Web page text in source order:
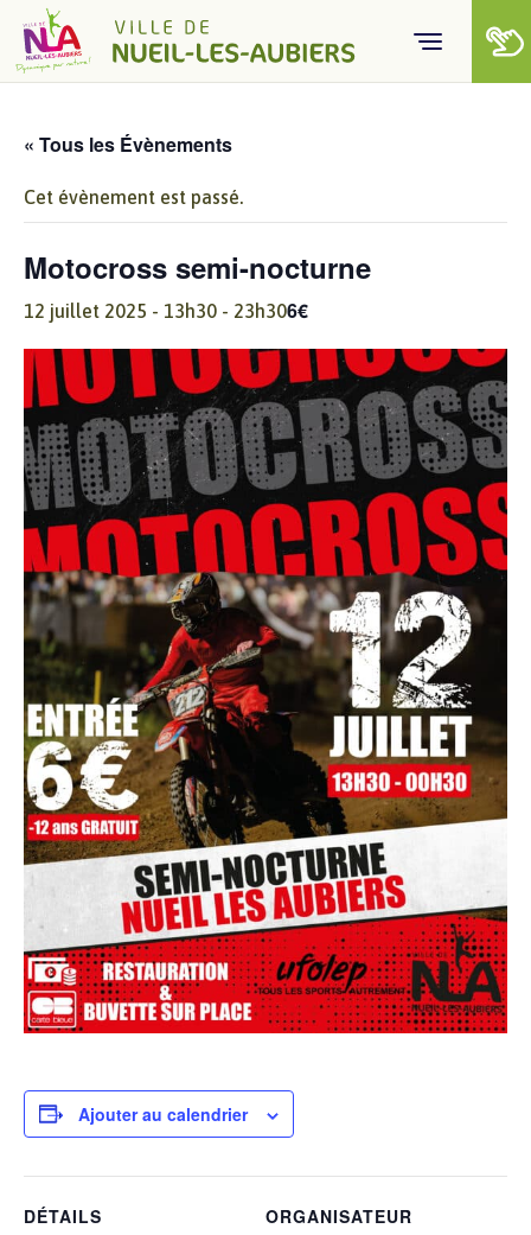
Skip to content
« Tous les Évènements
Cet évènement est passé.
Motocross semi-nocturne
12 juillet 2025 - 13h30 - 23h306€
Ajouter au calendrier
DÉTAILS
ORGANISATEUR